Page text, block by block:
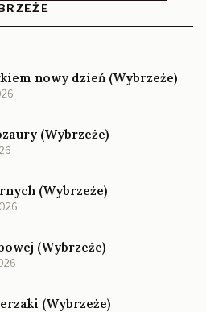
nowy dzień (Wybrzeże)
(Wybrzeże)
(Wybrzeże)
(Wybrzeże)
(Wybrzeże)